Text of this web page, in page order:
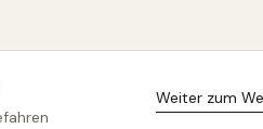
Weiter zum